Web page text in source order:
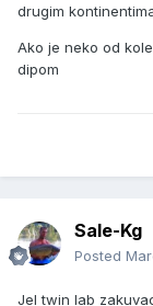
drugim
Ako je neko od
dipom
Sale-Kg
Posted
Jel twin lab